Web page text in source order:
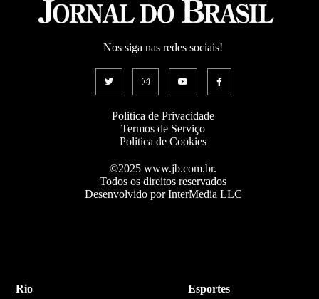
Nos siga nas redes sociais!
Politica de Privacidade
Termos de Serviço
Politica de Cookies
©2025 www.jb.com.br.
Todos os direitos reservados
Desenvolvido por InterMedia LLC
Rio Esportes